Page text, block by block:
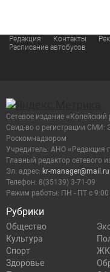
Редакция Контакты
Расписание автобусов
Рубрики
Общество
Культура
Спорт
Здоровье
Сетевое издание
Cвид-во о регистрации
Роскомнадзором
Учредитель: АНО «Редакция
Главный редактор сетевого
Эл. адрес: kr-manager@mail.ru
Телефон: 8(35139) 3-71-09
Режим работы: ПН - ПТ с 9:00